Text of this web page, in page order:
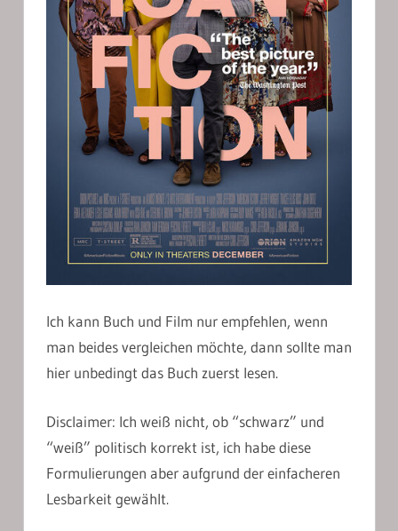
Ich kann Buch und Film nur empfehlen, wenn
man beides vergleichen möchte, dann sollte man
hier unbedingt das Buch zuerst lesen.
Disclaimer: Ich weiß nicht, ob “schwarz” und
“weiß” politisch korrekt ist, ich habe diese
Formulierungen aber aufgrund der einfacheren
Lesbarkeit gewählt.